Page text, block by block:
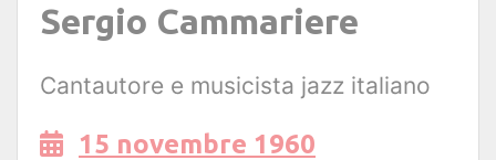
Sergio Cammariere
Cantautore e musicista jazz italiano
15 novembre 1960